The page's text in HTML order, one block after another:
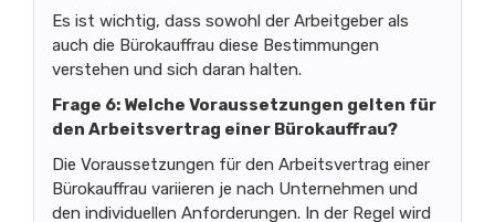
Es ist wichtig, dass sowohl der Arbeitgeber als
auch die Bürokauffrau diese Bestimmungen
verstehen und sich daran halten.
Frage 6: Welche Voraussetzungen gelten für
den Arbeitsvertrag einer Bürokauffrau?
Die Voraussetzungen für den Arbeitsvertrag einer
Bürokauffrau variieren je nach Unternehmen und
den individuellen Anforderungen. In der Regel wird